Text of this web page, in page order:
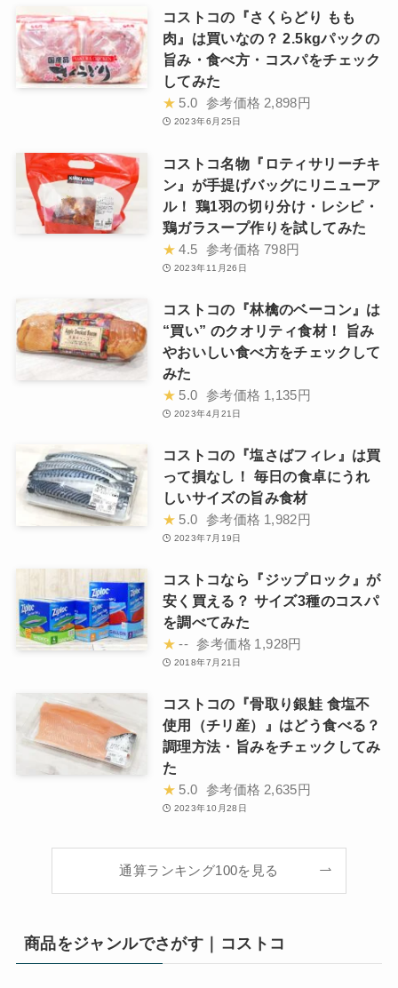
コストコの『さくらどり もも
肉』は買いなの？ 2.5kgパックの
旨み・食べ方・コスパをチェック
してみた
★ 5.0 参考価格 2,898円
2023年6月25日
コストコ名物『ロティサリーチキ
ン』が手提げバッグにリニューア
ル！ 鶏1羽の切り分け・レシピ・
鶏ガラスープ作りを試してみた
★ 4.5 参考価格 798円
2023年11月26日
コストコの『林檎のベーコン』は
“買い” のクオリティ食材！ 旨み
やおいしい食べ方をチェックして
みた
★ 5.0 参考価格 1,135円
2023年4月21日
コストコの『塩さばフィレ』は買
って損なし！ 毎日の食卓にうれ
しいサイズの旨み食材
★ 5.0 参考価格 1,982円
2023年7月19日
コストコなら『ジップロック』が
安く買える？ サイズ3種のコスパ
を調べてみた
★ -- 参考価格 1,928円
2018年7月21日
コストコの『骨取り銀鮭 食塩不
使用（チリ産）』はどう食べる？
調理方法・旨みをチェックしてみ
た
★ 5.0 参考価格 2,635円
2023年10月28日
通算ランキング100を見る
商品をジャンルでさがす｜コストコ